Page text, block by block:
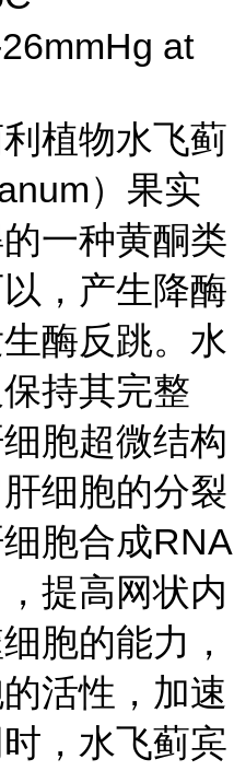
at
植物水飞蓟
）果实
一种黄酮类
，产生降酶
酶反跳。水
持其完整
胞超微结构
细胞的分裂
胞合成RNA
提高网状内
胞的能力，
活性，加速
，水飞蓟宾